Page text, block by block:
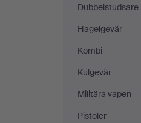
Dubbelstudsare
Hagelgevär
Kombi
Kulgevär
Militära vapen
Pistoler